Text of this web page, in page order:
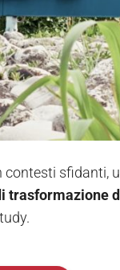
sfidanti,
trasformazione